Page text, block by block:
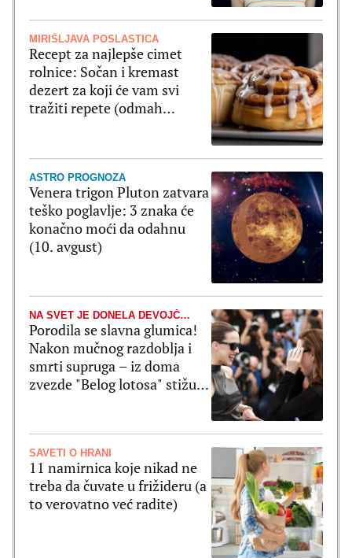
MIRIŠLJAVA POSLASTICA
Recept za najlepše cimet
rolnice: Sočan i kremast
dezert za koji će vam svi
tražiti repete (odmah
ASTRO PROGNOZA
Venera trigon Pluton zatvara
teško poglavlje: 3 znaka će
konačno moći da odahnu
(10. avgust)
NA SVET JE DONELA DEVOJČICU
Porodila se slavna glumica!
Nakon mučnog razdoblja i
smrti supruga – iz doma
zvezde "Belog lotosa" stižu
SAVETI O HRANI
11 namirnica koje nikad ne
treba da čuvate u frižideru (a
to verovatno već radite)